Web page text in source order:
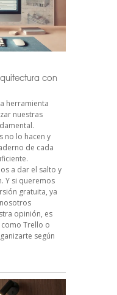
con
herramienta
nuestras
no lo hacen y
de cada
a dar el salto y
Y si queremos
gratuita, ya
opinión, es
Trello o
según